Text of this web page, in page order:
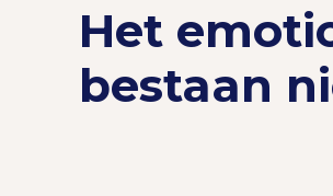
Het
bestaan